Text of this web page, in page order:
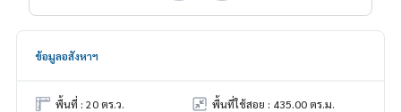
ข้อมูลอสังหาฯ
พื้นที่ : 20 ตร.ว. พื้นที่ใช้สอย : 435.00 ตร.ม.